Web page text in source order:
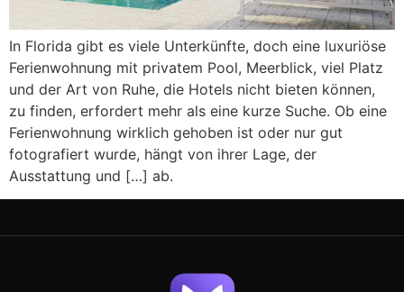
In Florida gibt es viele Unterkünfte, doch eine luxuriöse
Ferienwohnung mit privatem Pool, Meerblick, viel Platz
und der Art von Ruhe, die Hotels nicht bieten können,
zu finden, erfordert mehr als eine kurze Suche. Ob eine
Ferienwohnung wirklich gehoben ist oder nur gut
fotografiert wurde, hängt von ihrer Lage, der
Ausstattung und […] ab.